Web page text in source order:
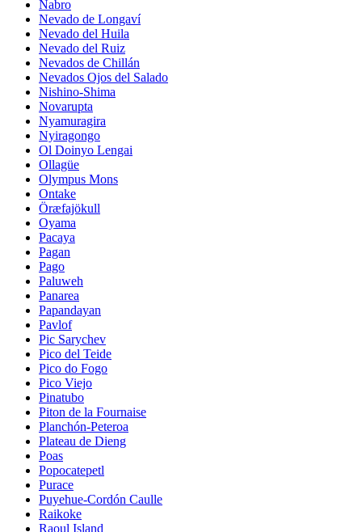
Nabro
Nevado de Longaví
Nevado del Huila
Nevado del Ruiz
Nevados de Chillán
Nevados Ojos del Salado
Nishino-Shima
Novarupta
Nyamuragira
Nyiragongo
Ol Doinyo Lengai
Ollagüe
Olympus Mons
Ontake
Öræfajökull
Oyama
Pacaya
Pagan
Pago
Paluweh
Panarea
Papandayan
Pavlof
Pic Sarychev
Pico del Teide
Pico do Fogo
Pico Viejo
Pinatubo
Piton de la Fournaise
Planchón-Peteroa
Plateau de Dieng
Poas
Popocatepetl
Purace
Puyehue-Cordón Caulle
Raikoke
Raoul Island